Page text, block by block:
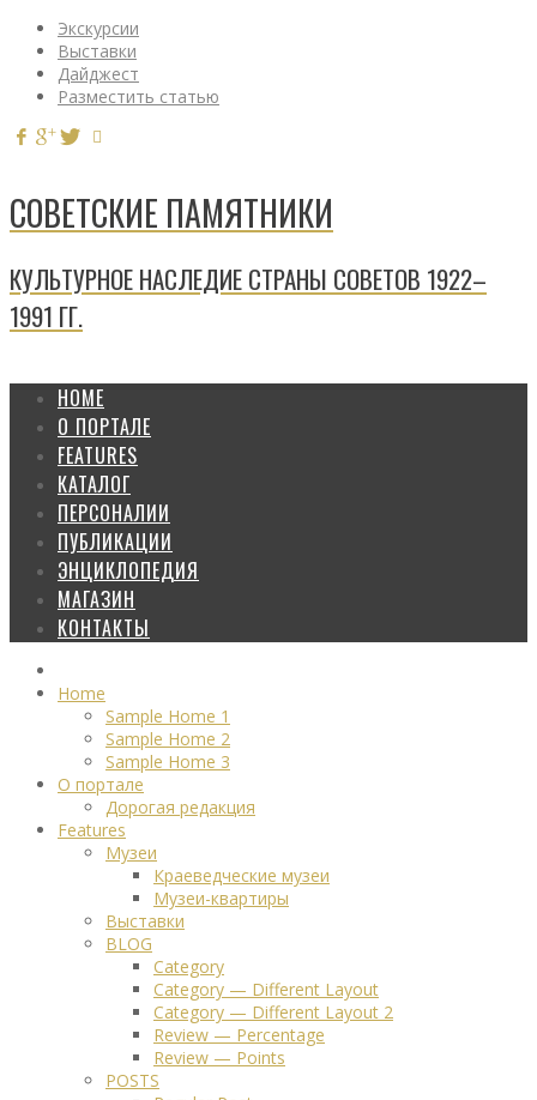
Экскурсии
Выставки
Дайджест
Разместить статью
СОВЕТСКИЕ ПАМЯТНИКИ
КУЛЬТУРНОЕ НАСЛЕДИЕ СТРАНЫ СОВЕТОВ 1922–
1991 ГГ.
HOME
О ПОРТАЛЕ
FEATURES
КАТАЛОГ
ПЕРСОНАЛИИ
ПУБЛИКАЦИИ
ЭНЦИКЛОПЕДИЯ
МАГАЗИН
КОНТАКТЫ
Home
Sample Home 1
Sample Home 2
Sample Home 3
О портале
Дорогая редакция
Features
Музеи
Краеведческие музеи
Музеи-квартиры
Выставки
BLOG
Category
Category — Different Layout
Category — Different Layout 2
Review — Percentage
Review — Points
POSTS